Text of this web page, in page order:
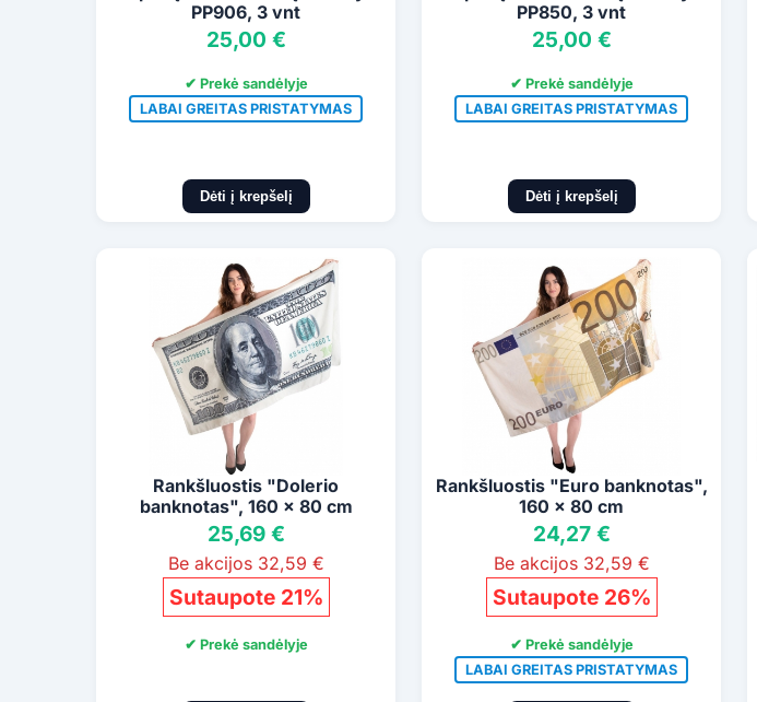
PP906, 3 vnt
25,00 €
✔ Prekė sandėlyje
LABAI GREITAS PRISTATYMAS
Dėti į krepšelį
PP850, 3 vnt
25,00 €
✔ Prekė sandėlyje
LABAI GREITAS PRISTATYMAS
Dėti į krepšelį
Rankšluostis "Dolerio
banknotas", 160 x 80 cm
25,69 €
Be akcijos 32,59 €
Sutaupote 21%
✔ Prekė sandėlyje
Rankšluostis "Euro banknotas",
160 x 80 cm
24,27 €
Be akcijos 32,59 €
Sutaupote 26%
✔ Prekė sandėlyje
LABAI GREITAS PRISTATYMAS